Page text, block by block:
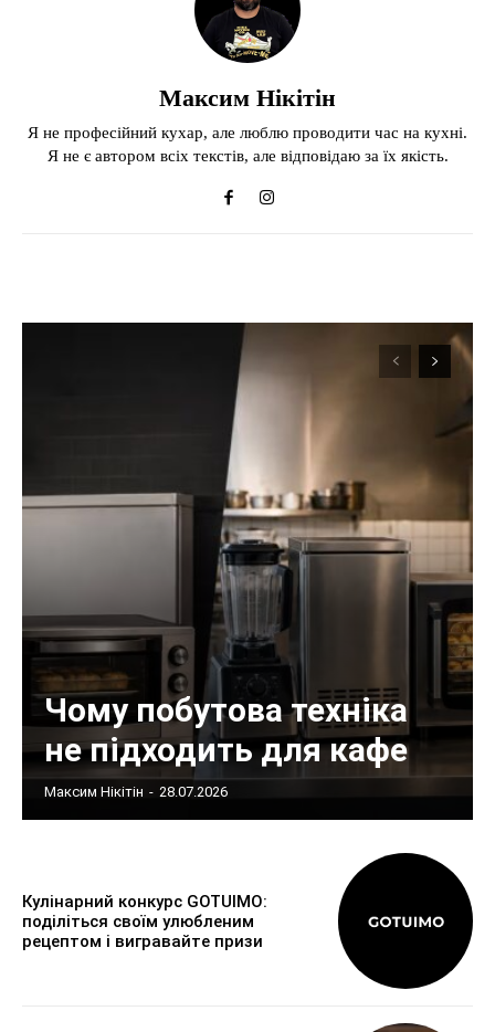
Максим Нікітін
Я не професійний кухар, але люблю проводити час на кухні.
Я не є автором всіх текстів, але відповідаю за їх якість.
Чому побутова техніка
не підходить для кафе
Максим Нікітін - 28.07.2026
Кулінарний конкурс GOTUIMO:
поділіться своїм улюбленим
рецептом і вигравайте призи